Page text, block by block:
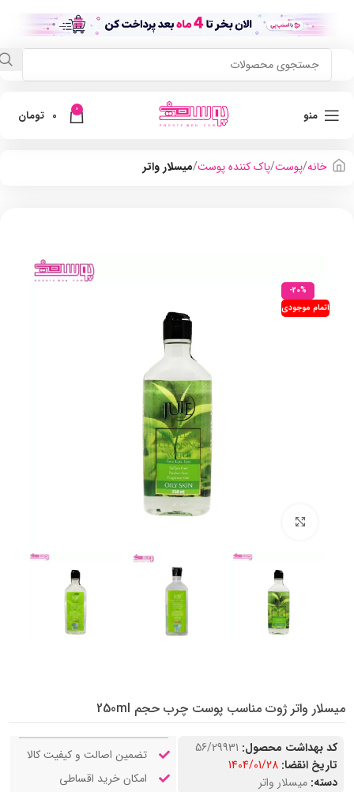
منو 0
0 تومان
خانه پوست پاک کننده پوست میسلار واتر
-20%
اتمام موجودی
میسلار واتر ژوت مناسب پوست چرب حجم 250ml
کد بهداشت محصول: 56/29931
تاریخ انقضا: 1404/01/28
دسته: میسلار واتر
تضمین اصالت و کیفیت کالا
امکان خرید اقساطی